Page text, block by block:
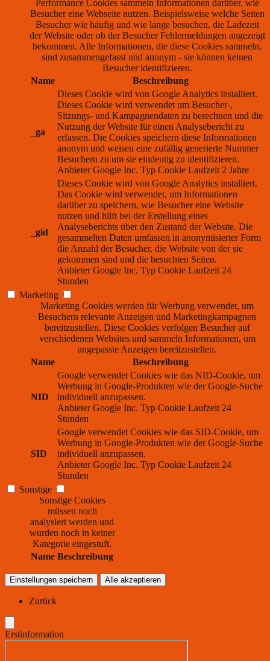
Performance Cookies sammeln Informationen darüber, wie
Besucher eine Webseite nutzen. Beispielsweise welche Seiten
Besucher wie häufig und wie lange besuchen, die Ladezeit
der Website oder ob der Besucher Fehlermeldungen angezeigt
bekommen. Alle Informationen, die diese Cookies sammeln,
sind zusammengefasst und anonym - sie können keinen
Besucher identifizieren.
Name
Beschreibung
_ga
Dieses Cookie wird von Google Analytics installiert.
Dieses Cookie wird verwendet um Besucher-,
Sitzungs- und Kampagnendaten zu berechnen und die
Nutzung der Website für einen Analysebericht zu
erfassen. Die Cookies speichern diese Informationen
anonym und weisen eine zufällig generierte Nummer
Besuchern zu um sie eindeutig zu identifizieren.
Anbieter Google Inc. Typ Cookie Laufzeit 2 Jahre
_gid
Dieses Cookie wird von Google Analytics installiert.
Das Cookie wird verwendet, um Informationen
darüber zu speichern, wie Besucher eine Website
nutzen und hilft bei der Erstellung eines
Analyseberichts über den Zustand der Website. Die
gesammelten Daten umfassen in anonymisierter Form
die Anzahl der Besucher, die Website von der sie
gekommen sind und die besuchten Seiten.
Anbieter Google Inc. Typ Cookie Laufzeit 24
Stunden
Marketing
Marketing Cookies werden für Werbung verwendet, um
Besuchern relevante Anzeigen und Marketingkampagnen
bereitzustellen. Diese Cookies verfolgen Besucher auf
verschiedenen Websites und sammeln Informationen, um
angepasste Anzeigen bereitzustellen.
Name
Beschreibung
NID
Google verwendet Cookies wie das NID-Cookie, um
Werbung in Google-Produkten wie der Google-Suche
individuell anzupassen.
Anbieter Google Inc. Typ Cookie Laufzeit 24
Stunden
SID
Google verwendet Cookies wie das SID-Cookie, um
Werbung in Google-Produkten wie der Google-Suche
individuell anzupassen.
Anbieter Google Inc. Typ Cookie Laufzeit 24
Stunden
Sonstige
Sonstige Cookies
müssen noch
analysiert werden und
wurden noch in keiner
Kategorie eingestuft.
Name Beschreibung
Einstellungen speichern Alle akzeptieren
Zurück
Erstinformation